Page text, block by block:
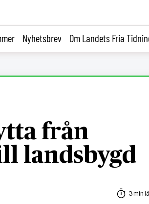
Nyhetsbrev Om Landets Fria
från
landsbygd
3 min